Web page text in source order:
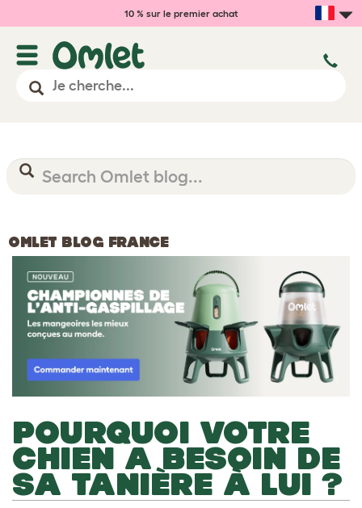
10 % sur le premier achat
OMLET BLOG FRANCE
POURQUOI VOTRE
CHIEN A BESOIN DE
SA TANIÈRE À LUI ?